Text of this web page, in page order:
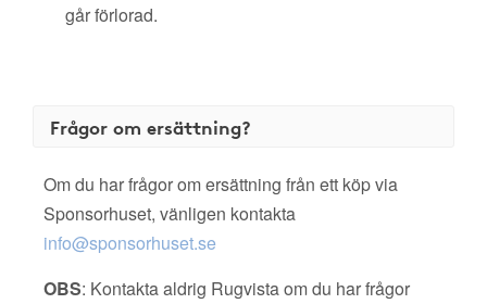
går förlorad.
Frågor om ersättning?
Om du har frågor om ersättning från ett köp via
Sponsorhuset, vänligen kontakta
info@sponsorhuset.se
OBS: Kontakta aldrig Rugvista om du har frågor